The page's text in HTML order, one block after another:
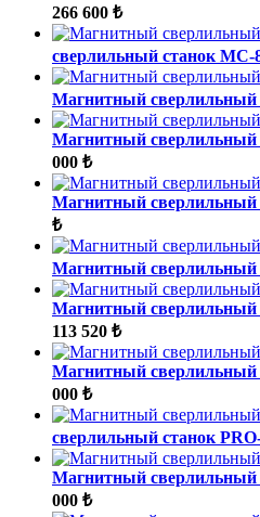
266 600 ₺
сверлильный станок МС-
Магнитный сверлильный
Магнитный сверлильный
000 ₺
Магнитный сверлильный
₺
Магнитный сверлильный
Магнитный сверлильный
113 520 ₺
Магнитный сверлильный
000 ₺
сверлильный станок
Магнитный сверлильный
000 ₺